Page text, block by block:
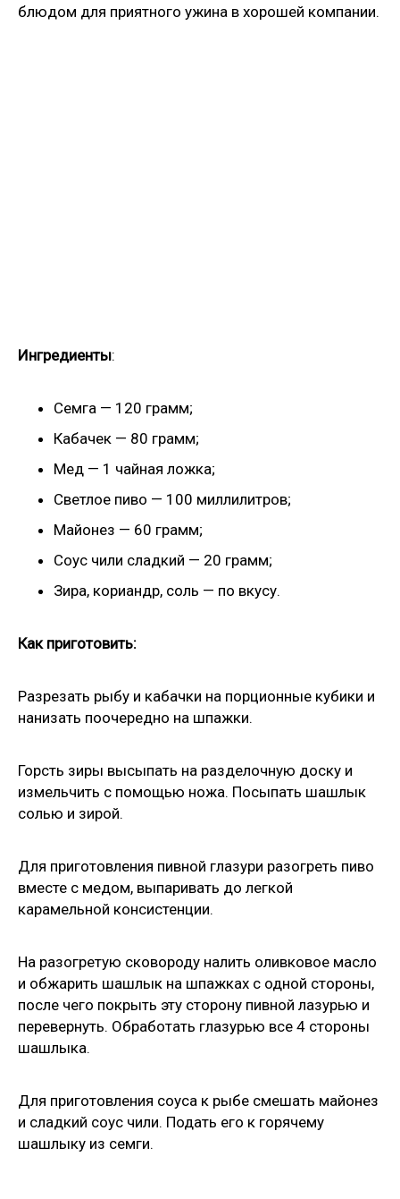
блюдом для приятного ужина в хорошей компании.
Ингредиенты:
Семга — 120 грамм;
Кабачек — 80 грамм;
Мед — 1 чайная ложка;
Светлое пиво — 100 миллилитров;
Майонез — 60 грамм;
Соус чили сладкий — 20 грамм;
Зира, кориандр, соль — по вкусу.
Как приготовить:
Разрезать рыбу и кабачки на порционные кубики и
нанизать поочередно на шпажки.
Горсть зиры высыпать на разделочную доску и
измельчить с помощью ножа. Посыпать шашлык
солью и зирой.
Для приготовления пивной глазури разогреть пиво
вместе с медом, выпаривать до легкой
карамельной консистенции.
На разогретую сковороду налить оливковое масло
и обжарить шашлык на шпажках с одной стороны,
после чего покрыть эту сторону пивной лазурью и
перевернуть. Обработать глазурью все 4 стороны
шашлыка.
Для приготовления соуса к рыбе смешать майонез
и сладкий соус чили. Подать его к горячему
шашлыку из семги.